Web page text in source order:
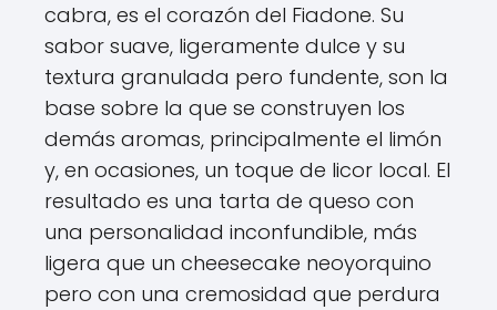
cabra, es el corazón del Fiadone. Su
sabor suave, ligeramente dulce y su
textura granulada pero fundente, son la
base sobre la que se construyen los
demás aromas, principalmente el limón
y, en ocasiones, un toque de licor local. El
resultado es una tarta de queso con
una personalidad inconfundible, más
ligera que un cheesecake neoyorquino
pero con una cremosidad que perdura